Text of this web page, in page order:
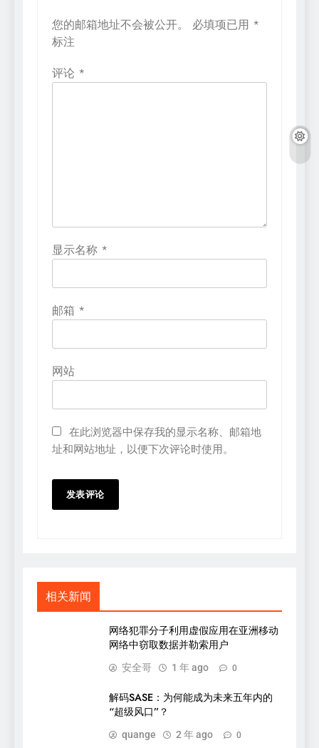
您的邮箱地址不会被公开。 必填项已用 *
标注
评论 *
显示名称 *
邮箱 *
网站
在此浏览器中保存我的显示名称、邮箱地
址和网站地址，以便下次评论时使用。
相关新闻
网络犯罪分子利用虚假应用在亚洲移动
网络中窃取数据并勒索用户
安全哥 1 年 ago 0
解码SASE：为何能成为未来五年内的
“超级风口”？
quange 2 年 ago 0